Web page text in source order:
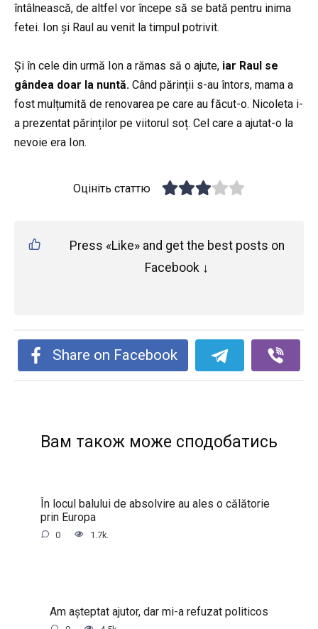
întâlnească, de altfel vor începe să se bată pentru inima
fetei. Ion și Raul au venit la timpul potrivit.
Și în cele din urmă Ion a rămas să o ajute, iar Raul se
gândea doar la nuntă. Când părinții s-au întors, mama a
fost mulțumită de renovarea pe care au făcut-o. Nicoleta i-
a prezentat părinților pe viitorul soț. Cel care a ajutat-o ​​la
nevoie era Ion.
Оцініть статтю
Press «Like» and get the best posts on
Facebook ↓
Share on Facebook
Вам також може сподобатись
În locul balului de absolvire au ales o călătorie
prin Europa
0 1.7k.
Am așteptat ajutor, dar mi-a refuzat politicos